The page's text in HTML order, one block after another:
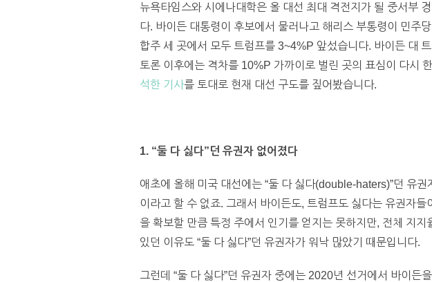
뉴욕타임스와 시에나대학은 올 대선 최대 격전지가 될 중서부
다. 바이든 대통령이 후보에서 물러나고 해리스 부통령이 민주
합주 세 곳에서 모두 트럼프를 3~4%P 앞섰습니다. 바이든 대
토론 이후에는 격차를 10%P 가까이로 벌린 곳의 표심이 다시
석한 기사를 토대로 현재 대선 구도를 짚어봤습니다.
1. “둘 다 싫다”던 유권자 없어졌다
애초에 올해 미국 대선에는 “둘 다 싫다(double-haters)”던 유
이라고 할 수 없죠. 그래서 바이든도, 트럼프도 싫다는 유권자
을 확보할 만큼 특정 주에서 인기를 얻지는 못하지만, 전체 지
있던 이유도 “둘 다 싫다”던 유권자가 워낙 많았기 때문입니다.
그런데 “둘 다 싫다”던 유권자 중에는 2020년 선거에서 바이